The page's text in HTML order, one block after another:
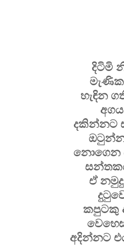
දිටිමි
හැඳින
දකින්නට
නොගෙන
ඒ නමුදු
කපුටකු
අදින්නට